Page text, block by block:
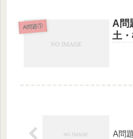
A問題①
A問
土
A問